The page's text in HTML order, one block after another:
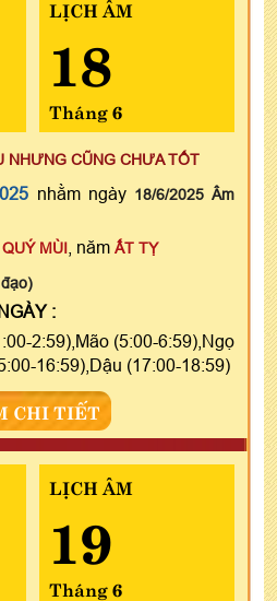
LỊCH ÂM
18
Tháng 6
NHƯNG CŨNG CHƯA TỐT
nhằm ngày 18/6/2025 Âm
QUÝ MÙI , năm ẤT TỴ
:
2:59),Mão (5:00-6:59),Ngọ
16:59),Dậu (17:00-18:59)
CHI TIẾT
LỊCH ÂM
19
Tháng 6